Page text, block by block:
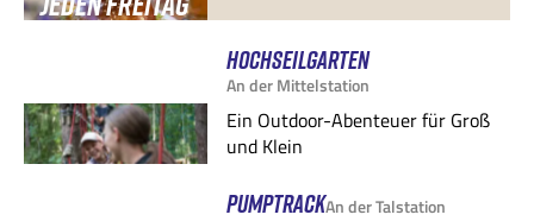
HOCHSEILGARTEN
An der Mittelstation
Ein Outdoor-Abenteuer für Groß
und Klein
PUMPTRACKAn der Talstation